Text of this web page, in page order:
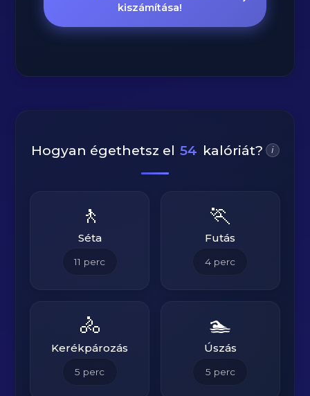
kiszámítása!
Hogyan égethetsz el 54 kalóriát? i
🚶
Séta
11 perc
🏃
Futás
4 perc
🚴
Kerékpározás
5 perc
🏊
Úszás
5 perc